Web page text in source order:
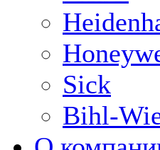
Sick
Bihl-